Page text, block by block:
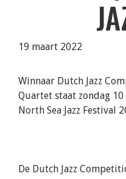
19 maart 2022
Winnaar Dutch Jazz
Quartet staat zondag
North Sea Jazz Festival
De Dutch Jazz